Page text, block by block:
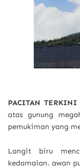
PACITAN TERKINI
atas gunung
pemukiman yang
Langit biru
kedamaian. awan